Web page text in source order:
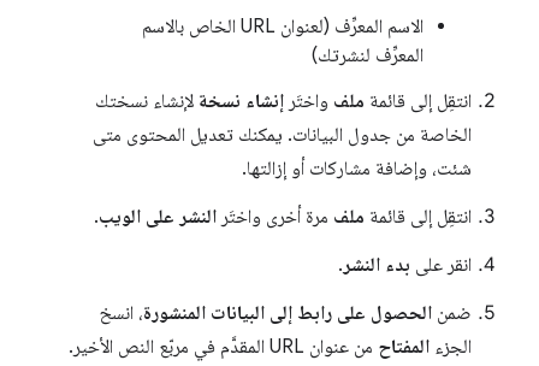
الاسم المعرِّف (لعنوان URL الخاص بالاسم
المعرِّف لنشرتك)
انتقِل إلى قائمة ملف واختَر إنشاء نسخة لإنشاء نسختك
الخاصة من جدول البيانات. يمكنك تعديل المحتوى متى
شئت، وإضافة مشاركات أو إزالتها.
انتقِل إلى قائمة ملف مرة أخرى واختَر النشر على الويب.
انقر على بدء النشر .
ضمن الحصول على رابط إلى البيانات المنشورة، انسخ
الجزء المفتاح
من عنوان URL المقدَّم في مربّع النص الأخير.